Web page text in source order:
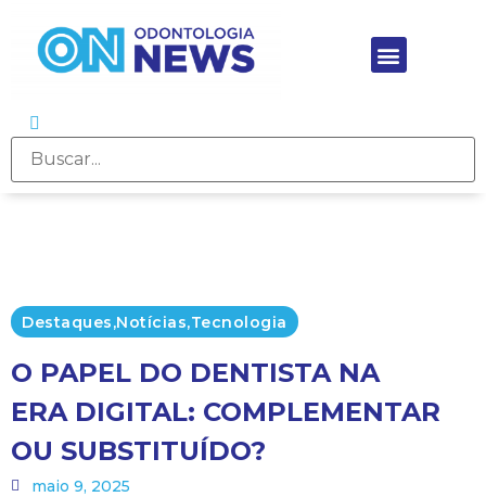
Destaques,Notícias,Tecnologia
O PAPEL DO DENTISTA NA
ERA DIGITAL: COMPLEMENTAR
OU SUBSTITUÍDO?
maio 9, 2025